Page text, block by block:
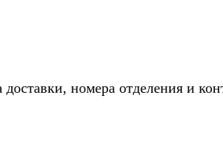
доставки, номера отделения и